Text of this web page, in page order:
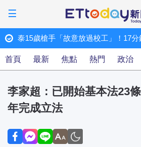
ET快訊
園槍擊時 日本G奶AV女優「遭粉絲偷
首頁 最新 焦點 熱門 政治
李家超：已開始基本法23
年完成立法